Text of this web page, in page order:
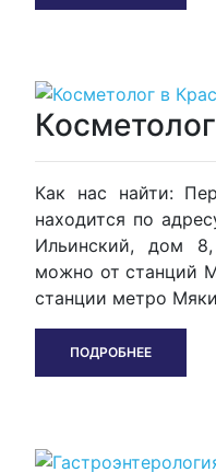
Как нас найти:
находится по
Ильинский, дом
можно от станций
станции метро
ПОДРОБНЕЕ